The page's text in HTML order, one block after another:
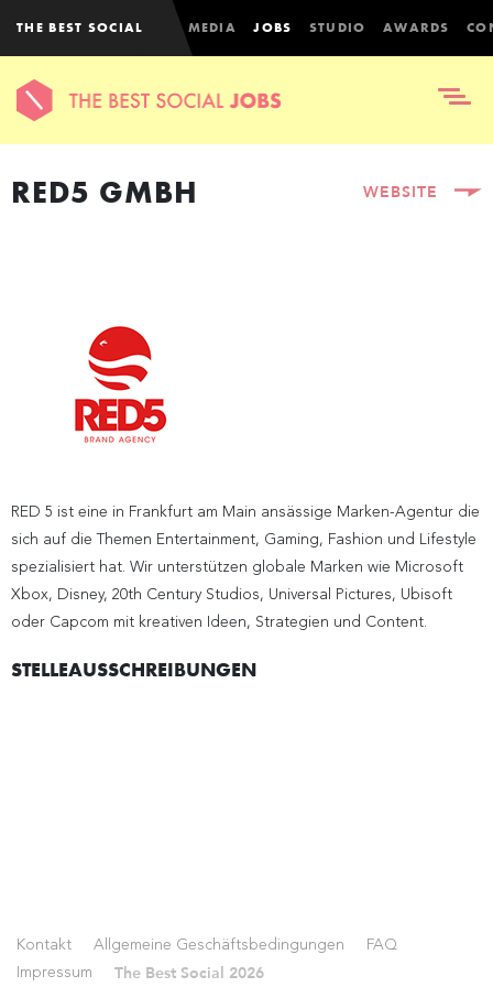
THE BEST SOCIAL MEDIA JOBS STUDIO AWARDS
RED5 GMBH WEBSITE
RED 5 ist eine in Frankfurt am Main ansässige Marken-Agentur die
sich auf die Themen Entertainment, Gaming, Fashion und Lifestyle
spezialisiert hat. Wir unterstützen globale Marken wie Microsoft
Xbox, Disney, 20th Century Studios, Universal Pictures, Ubisoft
oder Capcom mit kreativen Ideen, Strategien und Content.
STELLEAUSSCHREIBUNGEN
Kontakt Allgemeine Geschäftsbedingungen
FAQ
Impressum
The Best Social 2026